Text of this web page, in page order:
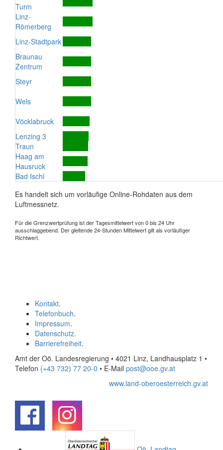
Turm
Linz-
Römerberg
Linz-Stadtpark
Braunau
Zentrum
Steyr
Wels
Vöcklabruck
Lenzing 3
Traun
Haag am
Hausruck
Bad Ischl
Es handelt sich um vorläufige Online-Rohdaten aus dem
Luftmessnetz.
Für die Grenzwertprüfung ist der Tagesmittelwert von 0 bis 24 Uhr
ausschlaggebend. Der gleitende 24-Stunden Mittelwert gilt als vorläufiger
Richtwert.
Kontakt.
Telefonbuch.
Impressum.
Datenschutz.
Barrierefreiheit.
Amt der Oö. Landesregierung • 4021 Linz, Landhausplatz 1 •
Telefon (+43 732) 77 20-0 • E-Mail post@ooe.gv.at
www.land-oberoesterreich.gv.at